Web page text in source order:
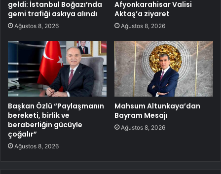
geldi: İstanbul Boğazı’nda
gemi trafiği askıya alındı
Ağustos 8, 2026
Afyonkarahisar Valisi
Aktaş’a ziyaret
Ağustos 8, 2026
Başkan Özlü “Paylaşmanın
bereketi, birlik ve
beraberliğin gücüyle
çoğalır”
Ağustos 8, 2026
Mahsum Altunkaya’dan
Bayram Mesajı
Ağustos 8, 2026